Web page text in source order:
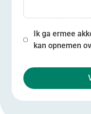
Ik ga ermee
kan opnemen